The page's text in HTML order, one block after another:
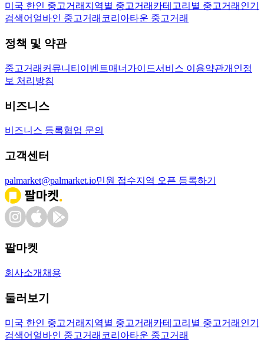
미국 한인 중고거래 지역별 중고거래 카테고리별 중고거래 인기
검색어 얼바인 중고거래 코리아타운 중고거래
정책 및 약관
중고거래 커뮤니티 이벤트매너가이드서비스 이용약관개인정
보 처리방침
비즈니스
비즈니스 등록협업 문의
고객센터
palmarket@palmarket.io민원 접수지역 오픈 등록하기
팔마켓
회사소개 채용
둘러보기
미국 한인 중고거래 지역별 중고거래 카테고리별 중고거래 인기
검색어 얼바인 중고거래 코리아타운 중고거래